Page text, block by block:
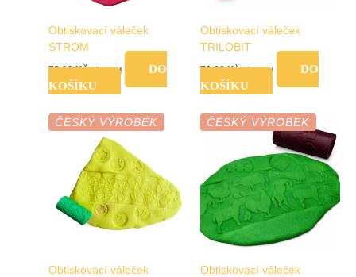
Obtiskovací váleček
STROM
79,00Kč vč. DPH
DO
KOŠÍKU
Obtiskovací váleček
TRILOBIT
79,00Kč vč. DPH
DO
KOŠÍKU
ČESKÝ VÝROBEK
Obtiskovací váleček
ČESKÝ VÝROBEK
Obtiskovací váleček